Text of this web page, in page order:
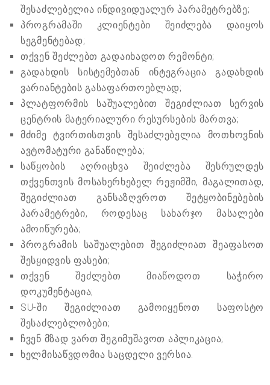
შესაძლებელია ინდივიდუალურ პარამეტრებზე;
პროგრამაში კლიენტები შეიძლება დაიყოს
სეგმენტებად;
თქვენ შეძლებთ გადაიხადოთ რემონტი;
გადახდის სისტემებთან ინტეგრაცია გადახდის
ვარიანტების გასაფართოებლად;
პლატფორმის საშუალებით შეგიძლიათ სერვის
ცენტრის მატერიალური რესურსების მართვა;
მძიმე ტვირთისთვის შესაძლებელია მოთხოვნის
ავტომატური განაწილება;
საწყობის აღრიცხვა შეიძლება შესრულდეს
თქვენთვის მოსახერხებელ რეჟიმში, მაგალითად,
შეგიძლიათ განსაზღვროთ შეტყობინებების
პარამეტრები, როდესაც სახარჯო მასალები
ამოიწურება;
პროგრამის საშუალებით შეგიძლიათ შეაფასოთ
შესყიდვის ფასები;
თქვენ შეძლებთ მიაწოდოთ საჭირო
დოკუმენტაცია;
SU-ში შეგიძლიათ გამოიყენოთ საფოსტო
შესაძლებლობები;
ჩვენ მზად ვართ შეგიმუშავოთ აპლიკაცია;
ხელმისაწვდომია საცდელი ვერსია.